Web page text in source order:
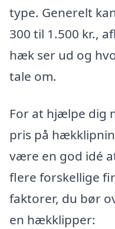
type. Generelt
300 til 1.500 kr.,
hæk ser ud og
tale om.
For at hjælpe dig
pris på
være en god idé
flere forskellige
faktorer, du bør
en hækklipper: